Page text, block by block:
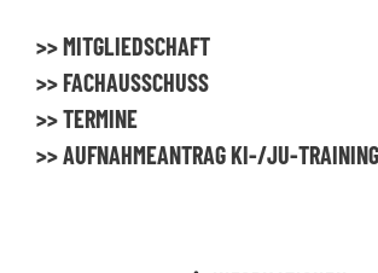
>> MITGLIEDSCHAFT
>> FACHAUSSCHUSS
>> TERMINE
>> AUFNAHMEANTRAG KI-/JU-TRAINING